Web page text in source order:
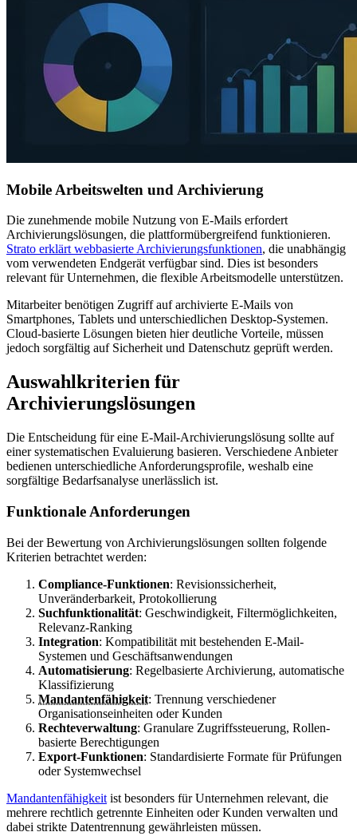
Mobile Arbeitswelten und Archivierung
Die zunehmende mobile Nutzung von E-Mails erfordert
Archivierungslösungen, die plattformübergreifend funktionieren.
Strato erklärt webbasierte Archivierungsfunktionen, die unabhängig
vom verwendeten Endgerät verfügbar sind. Dies ist besonders
relevant für Unternehmen, die flexible Arbeitsmodelle unterstützen.
Mitarbeiter benötigen Zugriff auf archivierte E-Mails von
Smartphones, Tablets und unterschiedlichen Desktop-Systemen.
Cloud-basierte Lösungen bieten hier deutliche Vorteile, müssen
jedoch sorgfältig auf Sicherheit und Datenschutz geprüft werden.
Auswahlkriterien für
Archivierungslösungen
Die Entscheidung für eine E-Mail-Archivierungslösung sollte auf
einer systematischen Evaluierung basieren. Verschiedene Anbieter
bedienen unterschiedliche Anforderungsprofile, weshalb eine
sorgfältige Bedarfsanalyse unerlässlich ist.
Funktionale Anforderungen
Bei der Bewertung von Archivierungslösungen sollten folgende
Kriterien betrachtet werden:
Compliance-Funktionen: Revisionssicherheit,
Unveränderbarkeit, Protokollierung
Suchfunktionalität: Geschwindigkeit, Filtermöglichkeiten,
Relevanz-Ranking
Integration: Kompatibilität mit bestehenden E-Mail-
Systemen und Geschäftsanwendungen
Automatisierung: Regelbasierte Archivierung, automatische
Klassifizierung
Mandantenfähigkeit: Trennung verschiedener
Organisationseinheiten oder Kunden
Rechteverwaltung: Granulare Zugriffssteuerung, Rollen-
basierte Berechtigungen
Export-Funktionen: Standardisierte Formate für Prüfungen
oder Systemwechsel
Mandantenfähigkeit ist besonders für Unternehmen relevant, die
mehrere rechtlich getrennte Einheiten oder Kunden verwalten und
dabei strikte Datentrennung gewährleisten müssen.